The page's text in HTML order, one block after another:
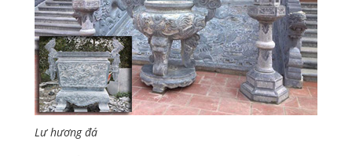
Lư hương đá